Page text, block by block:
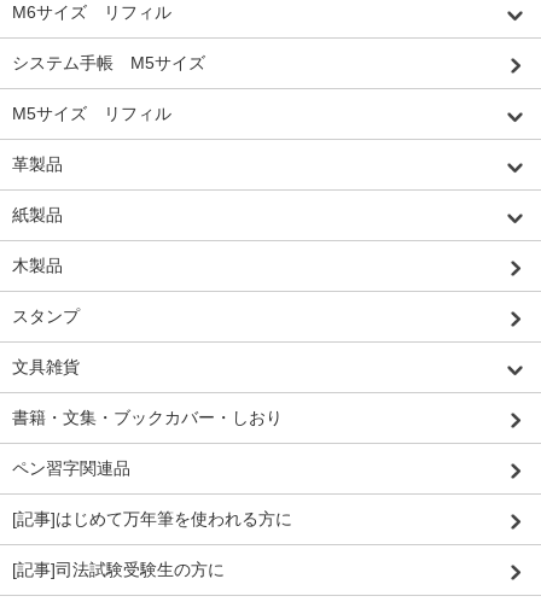
M6サイズ リフィル
システム手帳 M5サイズ
M5サイズ リフィル
革製品
紙製品
木製品
スタンプ
文具雑貨
書籍・文集・ブックカバー・しおり
ペン習字関連品
[記事]はじめて万年筆を使われる方に
[記事]司法試験受験生の方に